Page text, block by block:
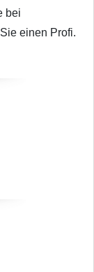
bei
einen Profi.